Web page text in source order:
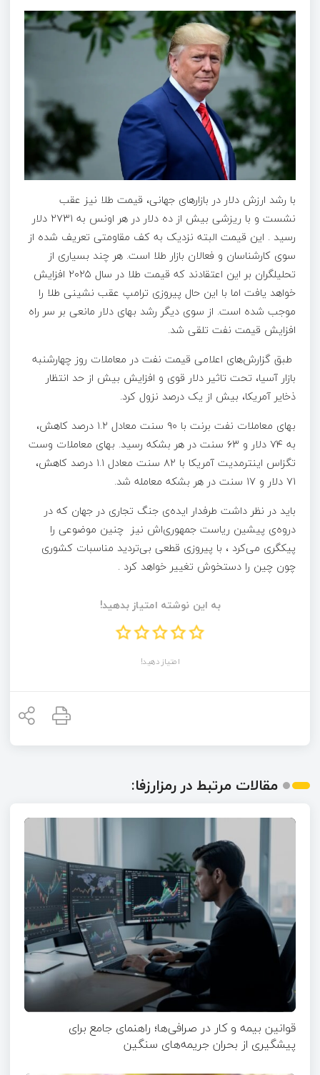
با رشد ارزش دلار در بازارهای جهانی، قیمت طلا نیز عقب
نشست و با ریزشی بیش از ده دلار در هر اونس به ۲۷۳۱ دلار
رسید . این قیمت البته نزدیک به کف مقاومتی تعریف شده از
سوی کارشناسان و فعالان بازار طلا است. هر چند بسیاری از
تحلیلگران بر این اعتقادند که قیمت طلا در سال ۲۰۲۵ افزایش
خواهد یافت اما با این حال پیروزی ترامپ عقب نشینی طلا را
موجب شده است. از سوی دیگر رشد بهای دلار مانعی بر سر راه
افزایش قیمت نفت تلقی شد.
طبق گزارش‌های اعلامی قیمت نفت در معاملات روز چهارشنبه
بازار آسیا، تحت تاثیر دلار قوی و افزایش بیش از حد انتظار
ذخایر آمریکا، بیش از یک درصد نزول کرد.
بهای معاملات نفت برنت با ۹۰ سنت معادل ۱.۲ درصد کاهش،
به ۷۴ دلار و ۶۳ سنت در هر بشکه رسید. بهای معاملات وست
تگزاس اینترمدیت آمریکا با ۸۲ سنت معادل ۱.۱ درصد کاهش،
۷۱ دلار و ۱۷ سنت در هر بشکه معامله شد.
باید در نظر داشت طرفدار ایده‌ی جنگ تجاری در جهان که در
دروه‌ی پیشین ریاست جمهوری‌اش نیز چنین موضوعی را
پیکگری می‌کرد ، با پیروزی قطعی بی‌تردید مناسبات کشوری
چون چین را دستخوش تغییر خواهد کرد .
به این نوشته امتیاز بدهید!
امتیاز دهید!
مقالات مرتبط در رمزارزفا:
قوانین بیمه و کار در صرافی‌ها؛ راهنمای جامع برای
پیشگیری از بحران جریمه‌های سنگین